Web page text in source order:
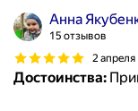
Анна
15 отзывов
2 апреля
Достоинства: